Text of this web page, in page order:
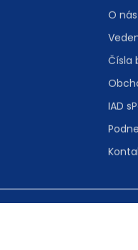
O nás
Čísla
IAD